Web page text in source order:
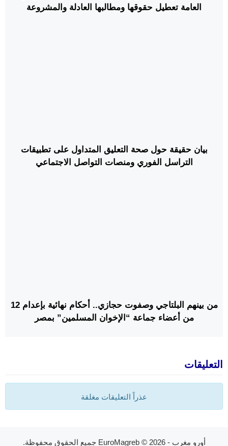
العامة تعطيل حقوقها ومطالبها العادلة والمشروعة
بيان حقيقة حول صحة التعليق المتداول على تطبيقات
التراسل الفوري ومنصات التواصل الاجتماعي
من بينهم البلتاجي وصفوت حجازي.. أحكام نهائية بإعدام 12
من أعضاء جماعة “الإخوان المسلمين” بمصر
التعليقات
عذراً التعليقات مغلقة
أورو مغرب - EuroMagreb© 2026 جميع الحقوق محفوظة.